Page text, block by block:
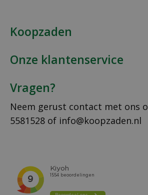
Koopzaden
Onze klantenservice
Vragen?
Neem gerust contact met ons
5581528 of info@koopzaden.nl